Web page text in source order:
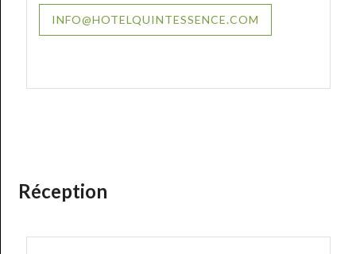
INFO@HOTELQUINTESSENCE.COM
Réception